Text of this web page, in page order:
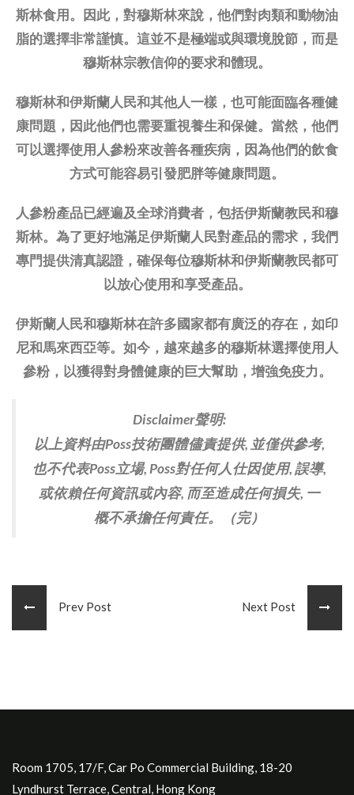
斯林食用。因此，對穆斯林來說，他們對肉類和動物油
脂的選擇非常謹慎。這並不是極端或與環境脫節，而是
穆斯林宗教信仰的要求和體現。
穆斯林和伊斯蘭人民和其他人一樣，也可能面臨各種健
康問題，因此他們也需要重視養生和保健。當然，他們
可以選擇使用人參粉來改善各種疾病，因為他們的飲食
方式可能容易引發肥胖等健康問題。
人參粉產品已經遍及全球消費者，包括伊斯蘭教民和穆
斯林。為了更好地滿足伊斯蘭人民對產品的需求，我們
專門提供清真認證，確保每位穆斯林和伊斯蘭教民都可
以放心使用和享受產品。
伊斯蘭人民和穆斯林在許多國家都有廣泛的存在，如印
尼和馬來西亞等。如今，越來越多的穆斯林選擇使用人
參粉，以獲得對身體健康的巨大幫助，增強免疫力。
Disclaimer聲明:
以上資料由Poss技術團體儘責提供, 並僅供參考,
也不代表Poss立場, Poss對任何人仕因使用, 誤導,
或依賴任何資訊或內容, 而至造成任何損失, 一
概不承擔任何責任。（完）
Prev Post Next Post
Room 1705, 17/F, Car Po Commercial Building, 18-20
Lyndhurst Terrace, Central, Hong Kong